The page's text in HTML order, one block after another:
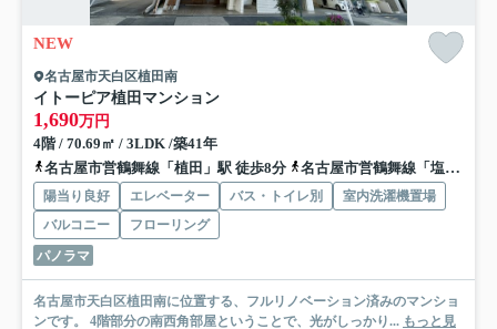
NEW
名古屋市天白区植田南
イトーピア植田マンション
1,690万円
4階 / 70.69㎡ / 3LDK /築41年
名古屋市営鶴舞線「植田」駅 徒歩8分
名古屋市営鶴舞線「塩釜口」駅 徒歩8分
陽当り良好 エレベーター バス・トイレ別
室内洗濯機置場
バルコニー
フローリング
パノラマ
名古屋市天白区植田南に位置する、フルリノベーション済みのマンショ
ンです。 4階部分の南西角部屋ということで、光がしっかり... もっと見